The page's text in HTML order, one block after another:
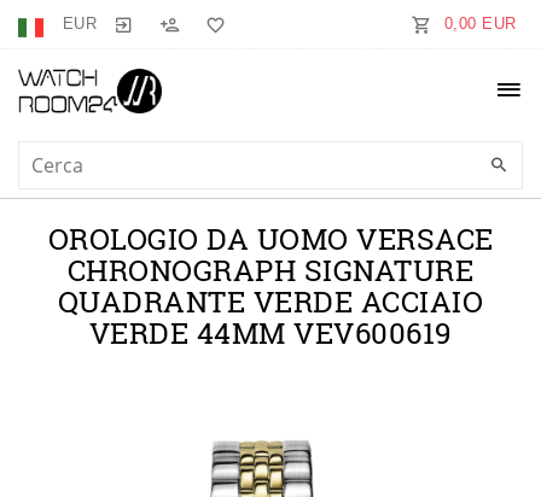
EUR 0,00 EUR
OROLOGIO DA UOMO VERSACE
CHRONOGRAPH SIGNATURE
QUADRANTE VERDE ACCIAIO
VERDE 44MM VEV600619